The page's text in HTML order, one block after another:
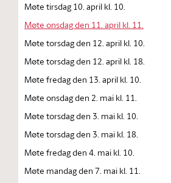
Møte tirsdag 10. april kl. 10.
Møte onsdag den 11. april kl. 11.
Møte torsdag den 12. april kl. 10.
Møte torsdag den 12. april kl. 18.
Møte fredag den 13. april kl. 10.
Møte onsdag den 2. mai kl. 11.
Møte torsdag den 3. mai kl. 10.
Møte torsdag den 3. mai kl. 18.
Møte fredag den 4. mai kl. 10.
Møte mandag den 7. mai kl. 11.